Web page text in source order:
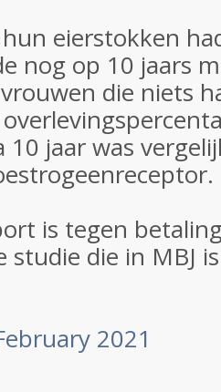
eierstokken
nog op 10 jaars
die niets
jaar was
is tegen
studie die in MBJ
2021